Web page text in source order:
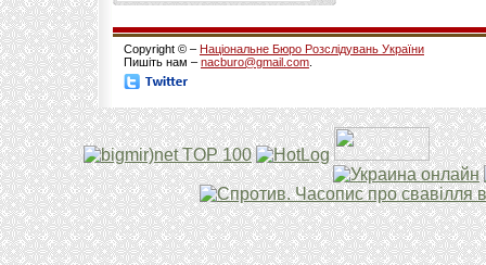
Copyright © – Національне Бюро Розслідувань України
Пишіть нам – nacburo@gmail.com